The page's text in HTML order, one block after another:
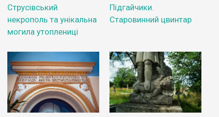
Струсівський
некрополь та унікальна
могила утоплениці
Підгайчики.
Старовинний цвинтар